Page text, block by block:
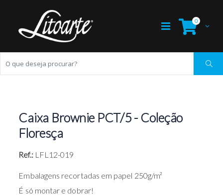
0
Caixa Brownie PCT/5 - Coleção
Floresça
Ref.: LFL12-019
Embalagens recortadas em papel 250g/m²
É só montar e dobrar!